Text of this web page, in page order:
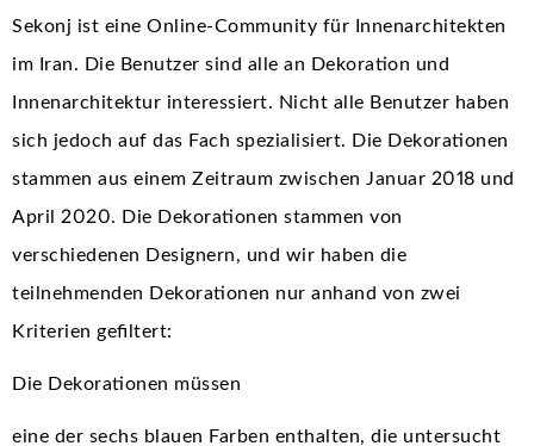
Sekonj ist eine Online-Community für Innenarchitekten
im Iran. Die Benutzer sind alle an Dekoration und
Innenarchitektur interessiert. Nicht alle Benutzer haben
sich jedoch auf das Fach spezialisiert. Die Dekorationen
stammen aus einem Zeitraum zwischen Januar 2018 und
April 2020. Die Dekorationen stammen von
verschiedenen Designern, und wir haben die
teilnehmenden Dekorationen nur anhand von zwei
Kriterien gefiltert:
Die Dekorationen müssen
eine der sechs blauen Farben enthalten, die untersucht